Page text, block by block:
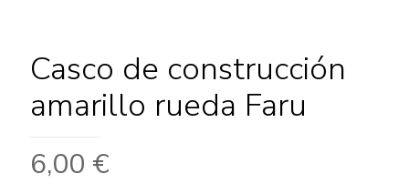
Casco de construcción
amarillo rueda Faru
6,00 €